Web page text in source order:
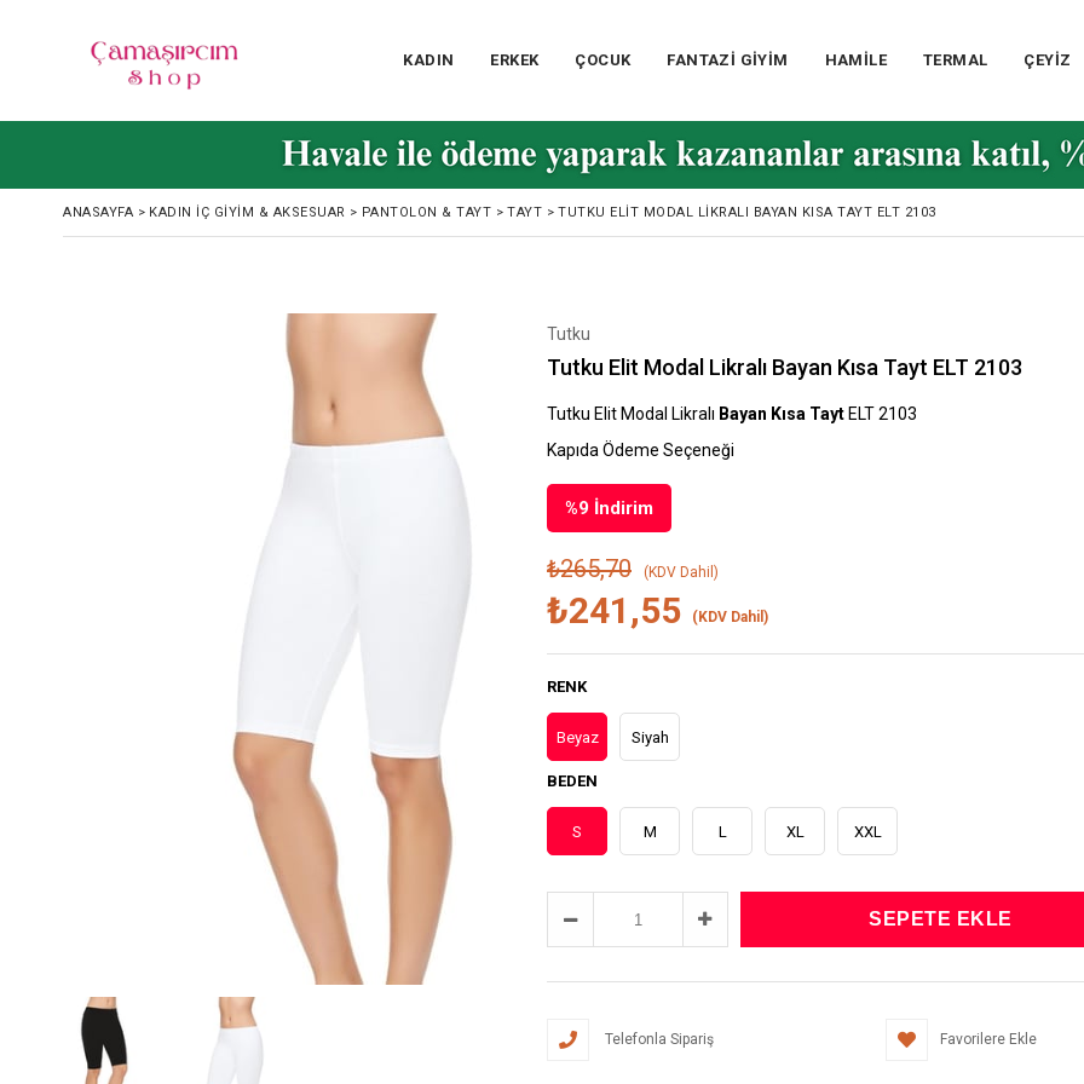
KADIN ERKEK ÇOCUK FANTAZİ GİYİM HAMİLE TERMAL ÇEYİZ
ANASAYFA > KADIN İÇ GIYIM & AKSESUAR > PANTOLON & TAYT > TAYT > TUTKU ELIT MODAL LIKRALI BAYAN KISA TAYT ELT 2103
Tutku
Tutku Elit Modal Likralı Bayan Kısa Tayt ELT 2103
Tutku Elit Modal Likralı Bayan Kısa Tayt ELT 2103
Kapıda Ödeme Seçeneği
%9 İndirim
₺265,70 (KDV Dahil)
₺241,55 (KDV Dahil)
RENK
Beyaz Siyah
BEDEN
S M L XL XXL
Telefonla Sipariş Favorilere Ekle